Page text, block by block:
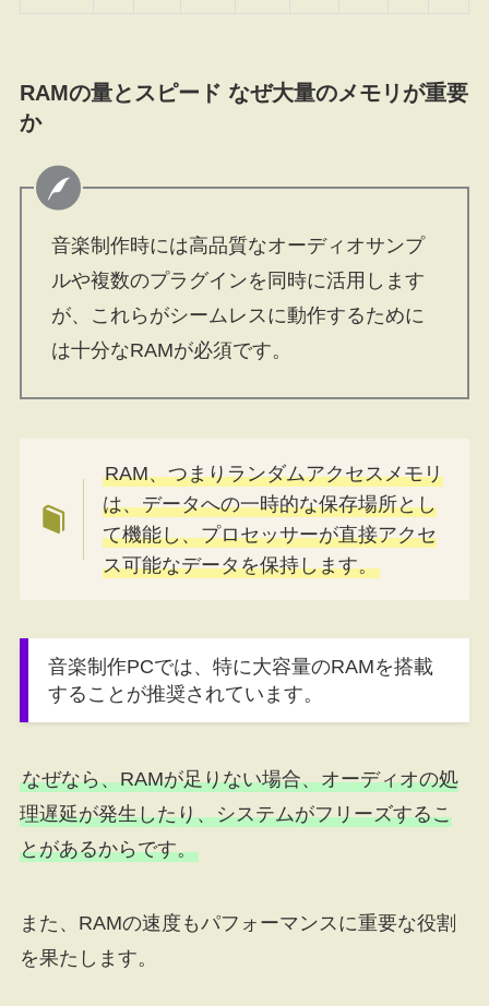
RAMの量とスピード なぜ大量のメモリが重要
か
音楽制作時には高品質なオーディオサンプ
ルや複数のプラグインを同時に活用します
が、これらがシームレスに動作するために
は十分なRAMが必須です。
RAM、つまりランダムアクセスメモリ
は、データへの一時的な保存場所とし
て機能し、プロセッサーが直接アクセ
ス可能なデータを保持します。
音楽制作PCでは、特に大容量のRAMを搭載
することが推奨されています。
なぜなら、RAMが足りない場合、オーディオの処
理遅延が発生したり、システムがフリーズするこ
とがあるからです。
また、RAMの速度もパフォーマンスに重要な役割
を果たします。